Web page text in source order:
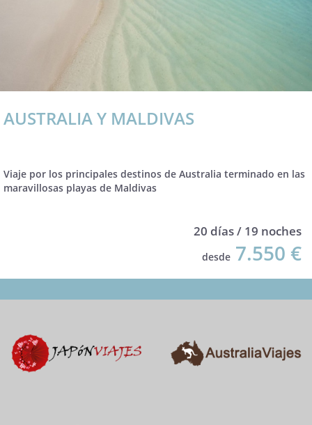
AUSTRALIA Y MALDIVAS
Viaje por los principales destinos de Australia terminado en las
maravillosas playas de Maldivas
20 días / 19 noches
desde 7.550 €